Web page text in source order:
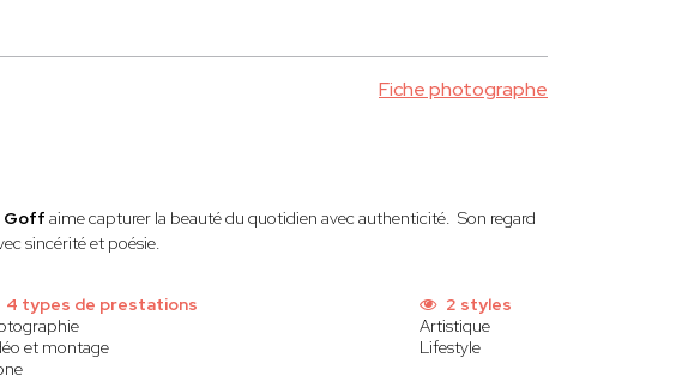
Fiche photographe
Goff aime capturer la beauté du quotidien avec authenticité. Son regard
sincérité et poésie.
4 types de prestations
et montage
2 styles
Artistique
Lifestyle